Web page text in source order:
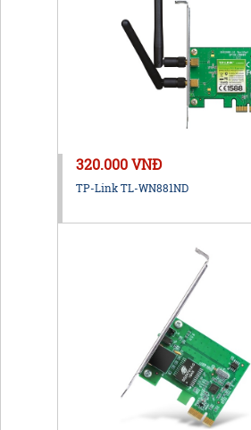
320.000 VNĐ
TP-Link TL-WN881ND